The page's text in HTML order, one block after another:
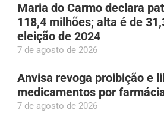
Maria do Carmo declara
118,4 milhões; alta é de
eleição de 2024
7 de agosto de 2026
Anvisa revoga proibição e
medicamentos por
7 de agosto de 2026